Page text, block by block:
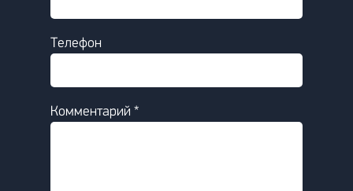
Телефон
Комментарий *